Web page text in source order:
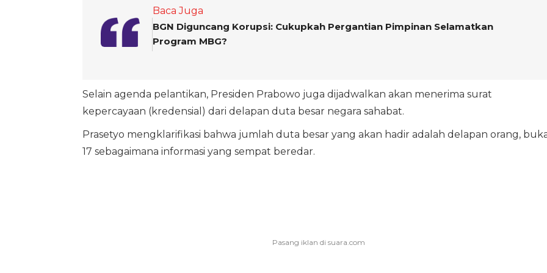
Baca Juga
BGN Diguncang Korupsi: Cukupkah Pergantian Pimpinan Selamatkan
Program MBG?
Selain agenda pelantikan, Presiden Prabowo juga dijadwalkan akan menerima surat
kepercayaan (kredensial) dari delapan duta besar negara sahabat.
Prasetyo mengklarifikasi bahwa jumlah duta besar yang akan hadir adalah delapan orang,
17 sebagaimana informasi yang sempat beredar.